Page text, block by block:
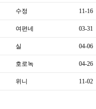
수정 11-16
여편네 03-31
실 04-06
호로녹 04-26
위니 11-02